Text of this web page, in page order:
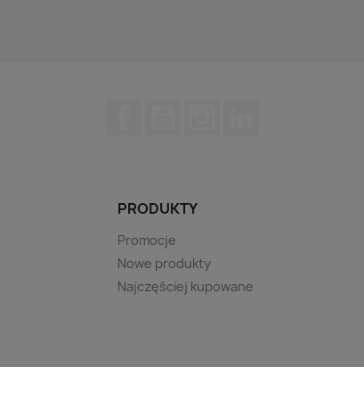
PRODUKTY
Promocje
Nowe produkty
Najczęściej kupowane